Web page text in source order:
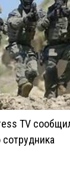
TV